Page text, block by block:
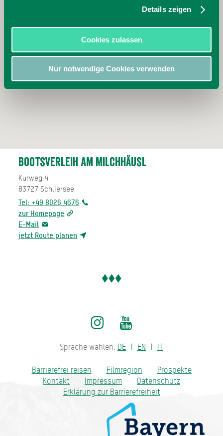
Details zeigen
Cookies zulassen
Nur notwendige Cookies verwenden
Bootsverleih am Milchhäusl
Kurweg 4
83727 Schliersee
Tel: +49 8026 4676
zur Homepage
E-Mail
jetzt Route planen
Sprache wählen: DE EN IT
Barrierefrei reisen Filmregion
Prospekte
Kontakt
Impressum
Datenschutz
Erklärung zur Barrierefreiheit